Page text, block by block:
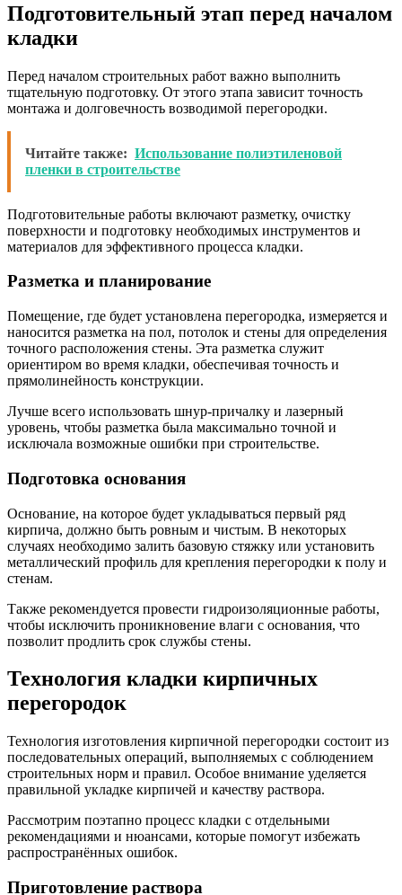
Подготовительный этап перед началом
кладки
Перед началом строительных работ важно выполнить
тщательную подготовку. От этого этапа зависит точность
монтажа и долговечность возводимой перегородки.
Читайте также: Использование полиэтиленовой
пленки в строительстве
Подготовительные работы включают разметку, очистку
поверхности и подготовку необходимых инструментов и
материалов для эффективного процесса кладки.
Разметка и планирование
Помещение, где будет установлена перегородка, измеряется и
наносится разметка на пол, потолок и стены для определения
точного расположения стены. Эта разметка служит
ориентиром во время кладки, обеспечивая точность и
прямолинейность конструкции.
Лучше всего использовать шнур-причалку и лазерный
уровень, чтобы разметка была максимально точной и
исключала возможные ошибки при строительстве.
Подготовка основания
Основание, на которое будет укладываться первый ряд
кирпича, должно быть ровным и чистым. В некоторых
случаях необходимо залить базовую стяжку или установить
металлический профиль для крепления перегородки к полу и
стенам.
Также рекомендуется провести гидроизоляционные работы,
чтобы исключить проникновение влаги с основания, что
позволит продлить срок службы стены.
Технология кладки кирпичных
перегородок
Технология изготовления кирпичной перегородки состоит из
последовательных операций, выполняемых с соблюдением
строительных норм и правил. Особое внимание уделяется
правильной укладке кирпичей и качеству раствора.
Рассмотрим поэтапно процесс кладки с отдельными
рекомендациями и нюансами, которые помогут избежать
распространённых ошибок.
Приготовление раствора